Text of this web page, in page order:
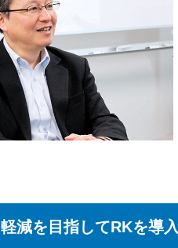
減を目指してRKを導入